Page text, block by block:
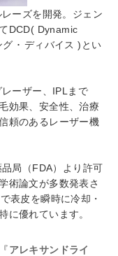
ーズを開発。ジェン
DCD( Dynamic
･ ディバイス )とい
ーザー、IPLまで
効果、安全性、治療
頼のあるレーザー機
局（FDA）より許可
術論文が多数発表さ
表皮を瞬時に冷却・
に優れています。
アレキサンドライ